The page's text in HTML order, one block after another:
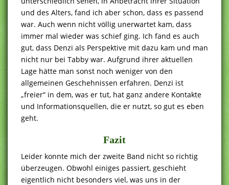
und des Alters, fand ich aber schon, dass es passend
war. Auch wenn nicht völlig unerwartet kam, dass
immer mal wieder was schief ging. Ich fand es auch
gut, dass Denzi als Perspektive mit dazu kam und man
nicht nur bei Tabby war. Aufgrund ihrer aktuellen
Lage hätte man sonst noch weniger von den
allgemeinen Geschehnissen erfahren. Denzi ist
„freier“ in dem, was er tut, hat ganz andere Kontakte
und Informationsquellen, die er nutzt, so gut es eben
geht.
Fazit
Leider konnte mich der zweite Band nicht so richtig
überzeugen. Obwohl einiges passiert, geschieht
eigentlich nicht besonders viel, was uns in der